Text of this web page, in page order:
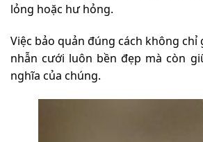
lỏng hoặc hư hỏng.
Việc bảo quản đúng cách không chỉ
nhẫn cưới luôn bền đẹp mà còn
nghĩa của chúng.